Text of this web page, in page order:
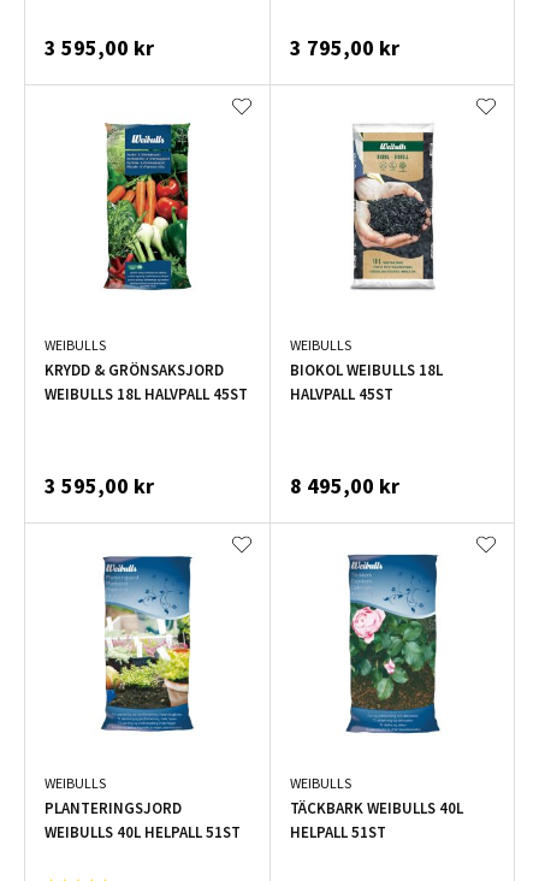
3 595,00 kr 3 795,00 kr
WEIBULLS
KRYDD & GRÖNSAKSJORD
WEIBULLS 18L HALVPALL 45ST
3 595,00 kr
WEIBULLS
BIOKOL WEIBULLS 18L
HALVPALL 45ST
8 495,00 kr
WEIBULLS
PLANTERINGSJORD
WEIBULLS 40L HELPALL 51ST
WEIBULLS
TÄCKBARK WEIBULLS 40L
HELPALL 51ST